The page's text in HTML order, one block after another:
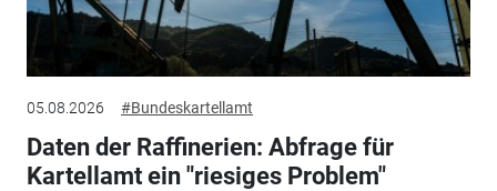
05.08.2026 #Bundeskartellamt
Daten der Raffinerien: Abfrage für
Kartellamt ein "riesiges Problem"